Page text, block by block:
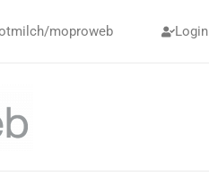
moproweb Login